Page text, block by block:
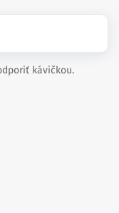
kávičkou.